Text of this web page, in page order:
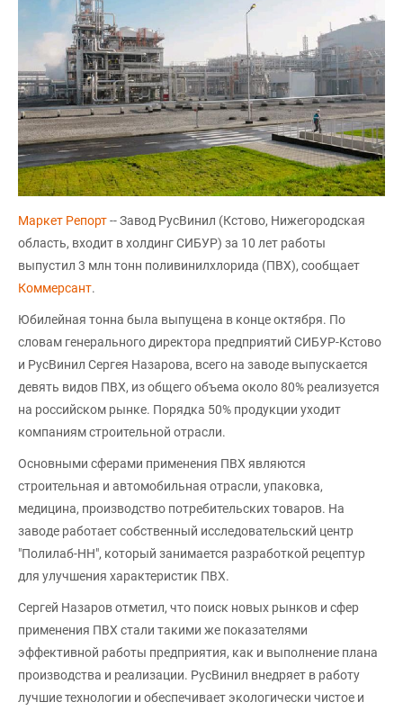
Маркет Репорт-- Завод РусВинил (Кстово, Нижегородская
область, входит в холдинг СИБУР) за 10 лет работы
выпустил 3 млн тонн поливинилхлорида (ПВХ), сообщает
Коммерсант.
Юбилейная тонна была выпущена в конце октября. По
словам генерального директора предприятий СИБУР-Кстово
и РусВинил Сергея Назарова, всего на заводе выпускается
девять видов ПВХ, из общего объема около 80% реализуется
на российском рынке. Порядка 50% продукции уходит
компаниям строительной отрасли.
Основными сферами применения ПВХ являются
строительная и автомобильная отрасли, упаковка,
медицина, производство потребительских товаров. На
заводе работает собственный исследовательский центр
"Полилаб-НН", который занимается разработкой рецептур
для улучшения характеристик ПВХ.
Сергей Назаров отметил, что поиск новых рынков и сфер
применения ПВХ стали такими же показателями
эффективной работы предприятия, как и выполнение плана
производства и реализации. РусВинил внедряет в работу
лучшие технологии и обеспечивает экологически чистое и